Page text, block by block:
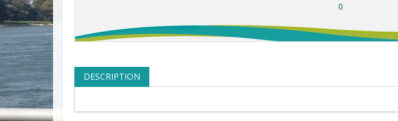
0
DESCRIPTION